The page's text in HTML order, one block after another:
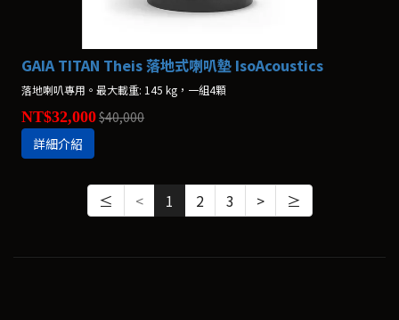
GAIA TITAN Theis 落地式喇叭墊 IsoAcoustics
落地喇叭專用。最大載重: 145 kg，一組4顆
NT$32,000$40,000
詳細介紹
≤ < 1 2 3 > ≥